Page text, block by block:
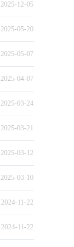
2025-12-05
2025-05-20
2025-05-07
2025-04-07
2025-03-24
2025-03-21
2025-03-12
2025-03-10
2024-11-22
2024-11-22